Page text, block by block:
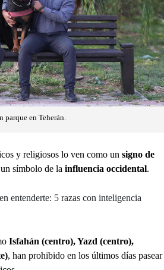
parque en Teherán.
y religiosos lo ven como un signo de
símbolo de la influencia occidental.
entenderte: 5 razas con inteligencia
Isfahán (centro), Yazd (centro),
, han prohibido en los últimos días pasear